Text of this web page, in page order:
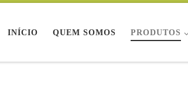
INÍCIO QUEM SOMOS PRODUTOS